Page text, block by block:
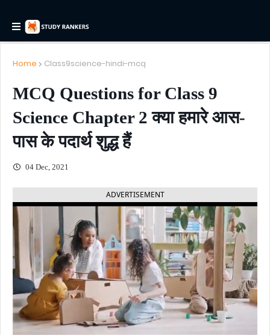
Home Class9science-hindi-mcq
MCQ Questions for Class 9
Science Chapter 2 क्या हमारे आस-
पास के पदार्थ शुद्ध हैं
04 Dec, 2021
ADVERTISEMENT